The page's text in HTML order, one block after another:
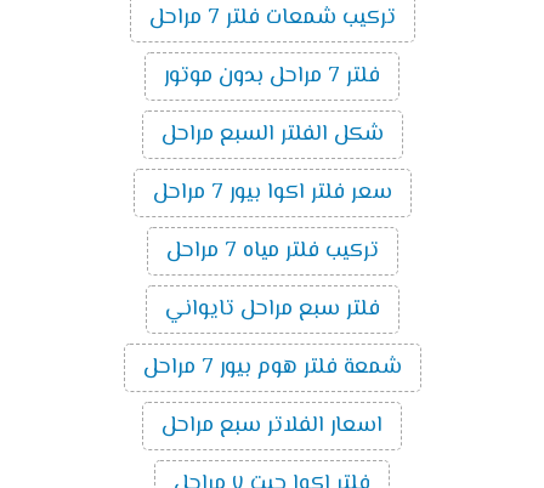
تركيب شمعات فلتر 7 مراحل
فلتر 7 مراحل بدون موتور
شكل الفلتر السبع مراحل
سعر فلتر اكوا بيور 7 مراحل
تركيب فلتر مياه 7 مراحل
فلتر سبع مراحل تايواني
شمعة فلتر هوم بيور 7 مراحل
اسعار الفلاتر سبع مراحل